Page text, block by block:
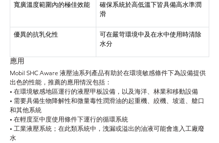
寬廣溫度範圍內的極佳效能
確保系統於高低溫下皆具備高水準潤
滑
優異的抗乳化性
可在嚴苛環境中及在水中使用時清除
水分
應用
Mobil SHC Aware 液壓油系列產品有助於在環境敏感條件下為設備提供
出色的性能，推薦的應用情況包括：
• 在環境敏感地區運行的液壓甲板設備，以及海洋、林業和移動設備
• 需要具備生物降解性和微量毒性潤滑油的起重機、絞機、坡道、艙口
和其他系統
• 在輕度至中度使用條件下運行的循環系統
• 工業液壓系統；在此類系統中，洩漏或溢出的油液可能會進入工廠廢
水